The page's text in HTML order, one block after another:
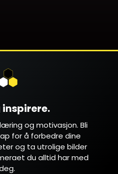
inspirere.
læring og motivasjon. Bli
for å forbedre dine
og ta utrolige bilder
du alltid har med